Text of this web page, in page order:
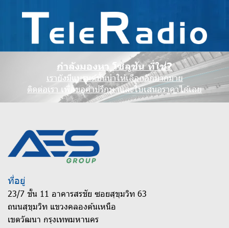
กำลังมองหา โซลูชัน ที่ใช่?
เรายังมีแบรนด์ชั้นนำให้เลือกอีกมากมาย
ติดต่อเรา เพื่อขอคำปรึกษาและใบเสนอราคาได้เลย
ที่อยู่
23/7 ชั้น 11 อาคารสรชัย ซอยสุขุมวิท 63
ถนนสุขุมวิท แขวงคลองต้นเหนือ
เขตวัฒนา กรุงเทพมหานคร